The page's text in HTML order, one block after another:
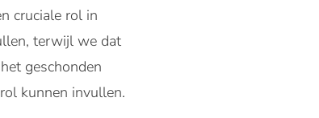
cruciale rol in
terwijl we dat
geschonden
kunnen invullen.